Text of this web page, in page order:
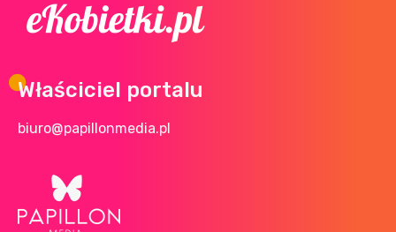
Właściciel portalu
biuro@papillonmedia.pl